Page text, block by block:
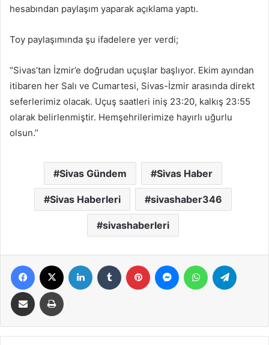
hesabından paylaşım yaparak açıklama yaptı.
Toy paylaşımında şu ifadelere yer verdi;
“Sivas’tan İzmir’e doğrudan uçuşlar başlıyor. Ekim ayından
itibaren her Salı ve Cumartesi, Sivas-İzmir arasında direkt
seferlerimiz olacak. Uçuş saatleri iniş 23:20, kalkış 23:55
olarak belirlenmiştir. Hemşehrilerimize hayırlı uğurlu
olsun.’’
Sivas Gündem Sivas Haber
Sivas Haberleri sivashaber346
sivashaberleri
Facebook LinkedIn Tumblr Pinterest MessengerWhatsApp
E-Posta ile paylaş Yazdır